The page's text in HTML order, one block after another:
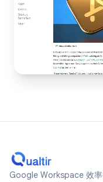
Google Workspace 效